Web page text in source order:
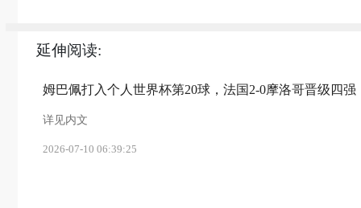
延伸阅读:
姆巴佩打入个人世界杯第20球，法国2-0摩洛哥晋级四强
详见内文
2026-07-10 06:39:25